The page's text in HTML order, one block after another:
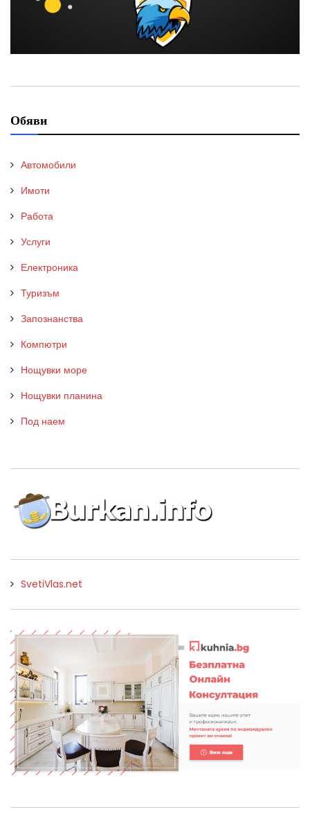
Обяви
Автомобили
Имоти
Работа
Услуги
Електроника
Туризъм
Запознанства
Компютри
Нощувки море
Нощувки планина
Под наем
SvetiVlas.net